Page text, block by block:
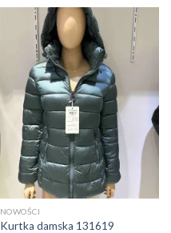
NOWOŚCI
Kurtka damska 131619